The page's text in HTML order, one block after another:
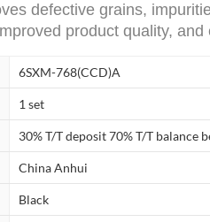
defective grains,
product quality,
6SXM-768(CCD)A
1 set
30% T/T deposit 70% T/T balance
China Anhui
Black